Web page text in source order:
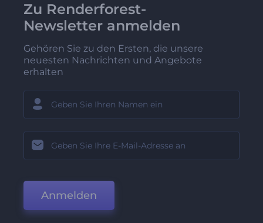
Zu Renderforest-
Newsletter anmelden
Gehören Sie zu den Ersten, die unsere
neuesten Nachrichten und Angebote
erhalten
Anmelden